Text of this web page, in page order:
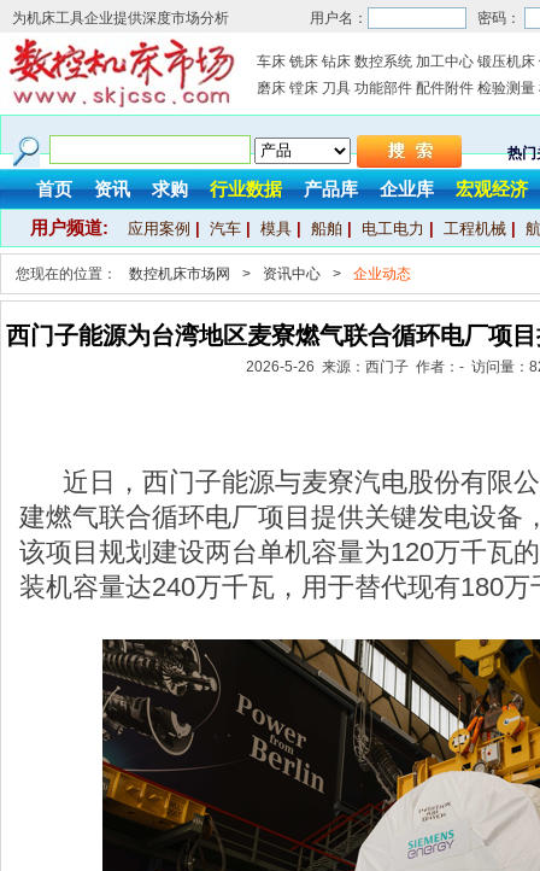
为机床工具企业提供深度市场分析 用户名： 密码：
车床 铣床 钻床 数控系统 加工中心 锻压机床
磨床 镗床 刀具 功能部件 配件附件 检验测量
热门
首页 资讯 求购 行业数据 产品库 企业库 宏观经济
用户频道: 应用案例 汽车 模具 船舶 电工电力 工程机械
您现在的位置： 数控机床市场网 > 资讯中心 > 企业动态
西门子能源为台湾地区麦寮燃气联合循环电厂项
2026-5-26 来源：西门子 作者：- 访问量：
近日，西门子能源与麦寮汽电股份有限
建燃气联合循环电厂项目提供关键发电设备
该项目规划建设两台单机容量为120万千瓦
装机容量达240万千瓦，用于替代现有180